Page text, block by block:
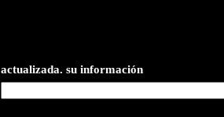
actualizada. su información